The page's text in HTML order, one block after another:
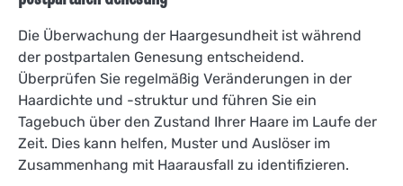
Die Überwachung der Haargesundheit ist während
der postpartalen Genesung entscheidend.
Überprüfen Sie regelmäßig Veränderungen in der
Haardichte und -struktur und führen Sie ein
Tagebuch über den Zustand Ihrer Haare im Laufe der
Zeit. Dies kann helfen, Muster und Auslöser im
Zusammenhang mit Haarausfall zu identifizieren.